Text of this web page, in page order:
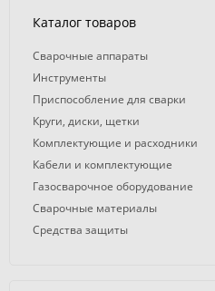
Каталог товаров
Сварочные аппараты
Инструменты
Приспособление для сварки
Круги, диски, щетки
Комплектующие и расходники
Кабели и комплектующие
Газосварочное оборудование
Сварочные материалы
Средства защиты